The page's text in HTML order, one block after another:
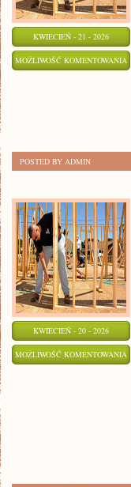
KWIECIEŃ - 21 - 2026
MOŻLIWOŚĆ KOMENTOWANIA
POSTED BY ADMIN
KWIECIEŃ - 20 - 2026
MOŻLIWOŚĆ KOMENTOWANIA